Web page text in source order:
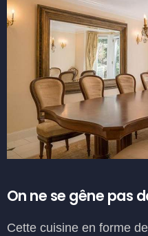
On ne se gêne pas
Cette cuisine en forme